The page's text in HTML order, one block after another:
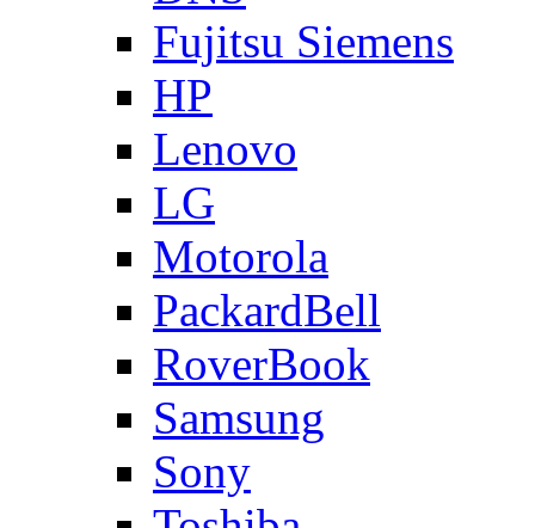
Fujitsu Siemens
HP
Lenovo
LG
Motorola
PackardBell
RoverBook
Samsung
Sony